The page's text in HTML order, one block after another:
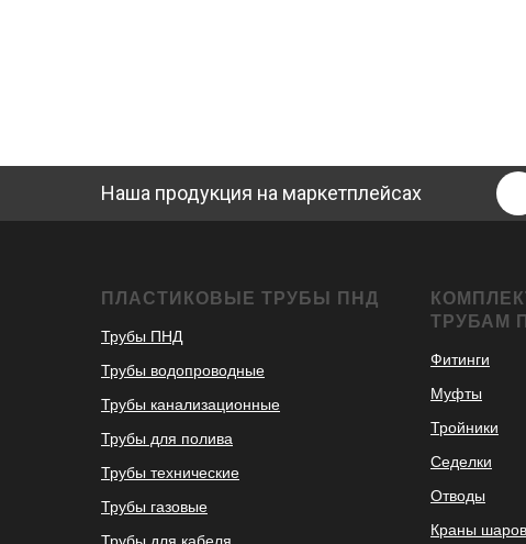
Наша продукция на маркетплейсах
ПЛАСТИКОВЫЕ ТРУБЫ ПНД
Трубы ПНД
Трубы водопроводные
Трубы канализационные
Трубы для полива
Трубы технические
Трубы газовые
ТРУБАМ
Фитинги
Муфты
Тройники
Седелки
Отводы
Краны